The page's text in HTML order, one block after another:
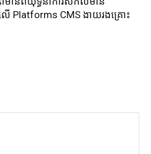
Platforms CMS ងាយរងគ្រោះ